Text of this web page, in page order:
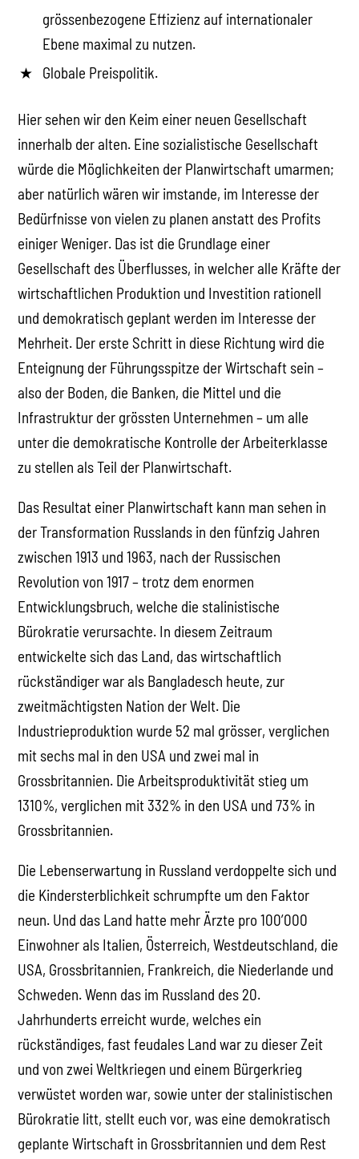
grössenbezogene Effizienz auf internationaler
Ebene maximal zu nutzen.
Globale Preispolitik.
Hier sehen wir den Keim einer neuen Gesellschaft
innerhalb der alten. Eine sozialistische Gesellschaft
würde die Möglichkeiten der Planwirtschaft umarmen;
aber natürlich wären wir imstande, im Interesse der
Bedürfnisse von vielen zu planen anstatt des Profits
einiger Weniger. Das ist die Grundlage einer
Gesellschaft des Überflusses, in welcher alle Kräfte der
wirtschaftlichen Produktion und Investition rationell
und demokratisch geplant werden im Interesse der
Mehrheit. Der erste Schritt in diese Richtung wird die
Enteignung der Führungsspitze der Wirtschaft sein –
also der Boden, die Banken, die Mittel und die
Infrastruktur der grössten Unternehmen – um alle
unter die demokratische Kontrolle der Arbeiterklasse
zu stellen als Teil der Planwirtschaft.
Das Resultat einer Planwirtschaft kann man sehen in
der Transformation Russlands in den fünfzig Jahren
zwischen 1913 und 1963, nach der Russischen
Revolution von 1917 – trotz dem enormen
Entwicklungsbruch, welche die stalinistische
Bürokratie verursachte. In diesem Zeitraum
entwickelte sich das Land, das wirtschaftlich
rückständiger war als Bangladesch heute, zur
zweitmächtigsten Nation der Welt. Die
Industrieproduktion wurde 52 mal grösser, verglichen
mit sechs mal in den USA und zwei mal in
Grossbritannien. Die Arbeitsproduktivität stieg um
1310%, verglichen mit 332% in den USA und 73% in
Grossbritannien.
Die Lebenserwartung in Russland verdoppelte sich und
die Kindersterblichkeit schrumpfte um den Faktor
neun. Und das Land hatte mehr Ärzte pro 100’000
Einwohner als Italien, Österreich, Westdeutschland, die
USA, Grossbritannien, Frankreich, die Niederlande und
Schweden. Wenn das im Russland des 20.
Jahrhunderts erreicht wurde, welches ein
rückständiges, fast feudales Land war zu dieser Zeit
und von zwei Weltkriegen und einem Bürgerkrieg
verwüstet worden war, sowie unter der stalinistischen
Bürokratie litt, stellt euch vor, was eine demokratisch
geplante Wirtschaft in Grossbritannien und dem Rest